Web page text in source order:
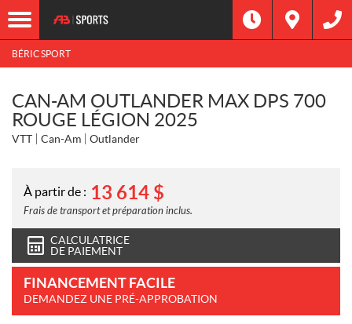
BÉRIC SPORT
CAN-AM OUTLANDER MAX DPS 700
ROUGE LÉGION 2025
VTT Can-Am Outlander
À partir de : 13 614 $
Frais de transport et préparation inclus.
CALCULATRICE
DE PAIEMENT
FINANCEMENT FACILE
DEMANDEZ UNE PRÉ-APPROBATION